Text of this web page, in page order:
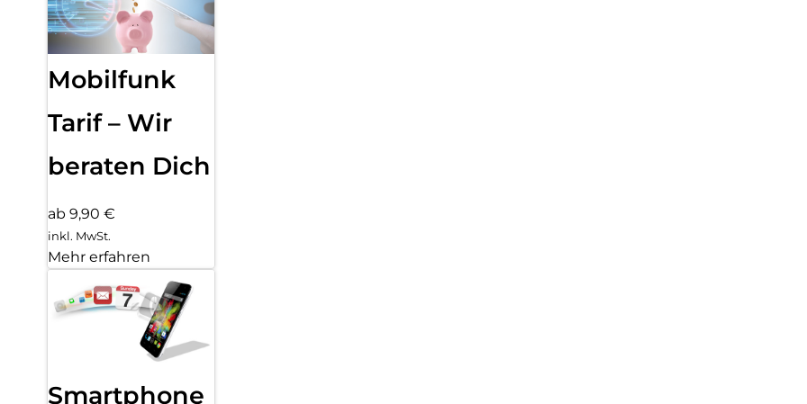
Mobilfunk
Tarif – Wir
beraten Dich
ab 9,90 €
inkl. MwSt.
Mehr erfahren
Smartphone